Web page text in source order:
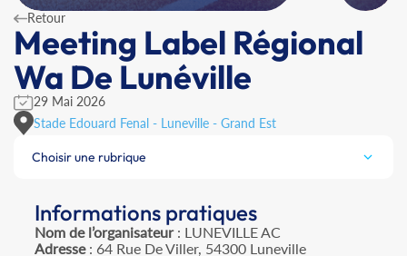
Retour
Meeting Label Régional
Wa De Lunéville
29 Mai 2026
Stade Edouard Fenal - Luneville - Grand Est
Choisir une rubrique
Informations pratiques
Nom de l’organisateur: LUNEVILLE AC
Adresse: 64 Rue De Viller, 54300 Luneville